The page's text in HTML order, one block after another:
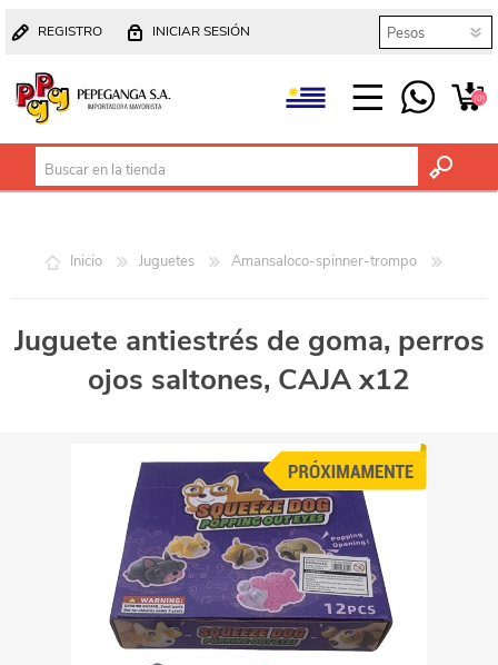
REGISTRO INICIAR SESIÓN
(0)
Inicio Juguetes Amansaloco-spinner-trompo
Juguete antiestrés de goma, perros
ojos saltones, CAJA x12